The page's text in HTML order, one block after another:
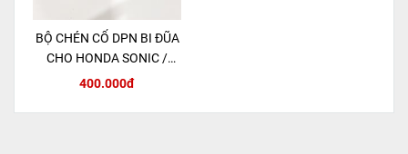
BỘ CHÉN CỔ DPN BI ĐŨA
CHO HONDA SONIC /
MSX 125 / CBR150R
400.000đ